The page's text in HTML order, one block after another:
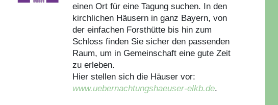
einen Ort für eine Tagung suchen. In den
kirchlichen Häusern in ganz Bayern, von
der einfachen Forsthütte bis hin zum
Schloss finden Sie sicher den passenden
Raum, um in Gemeinschaft eine gute Zeit
zu erleben.
Hier stellen sich die Häuser vor:
www.uebernachtungshaeuser-elkb.de.